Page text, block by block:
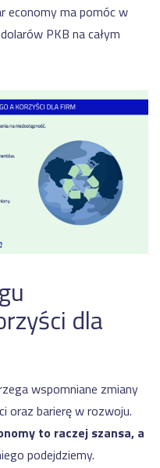
economy ma pomóc w
PKB na całym
dla
wspomniane zmiany
oraz barierę w rozwoju.
to raczej szansa, a
podejdziemy.